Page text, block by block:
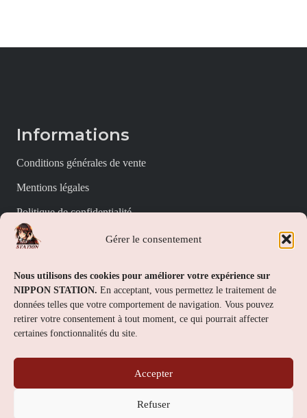
Gérer le consentement
Nous utilisons des cookies pour améliorer votre expérience sur
NIPPON STATION. En acceptant, vous permettez le traitement de
données telles que votre comportement de navigation. Vous pouvez
retirer votre consentement à tout moment, ce qui pourrait affecter
certaines fonctionnalités du site.
Accepter
Refuser
Informations
Conditions générales de vente
Mentions légales
Politique de confidentialité
Politique de cookies (UE)
Nippon Station
À propos
FAQs
Contact